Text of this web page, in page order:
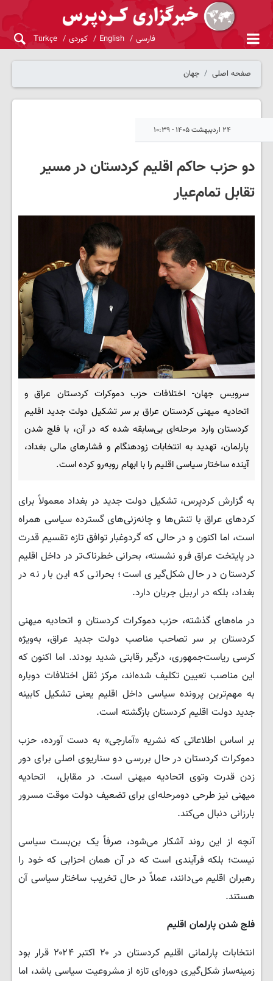
فارسی English کوردی Türkçe
صفحه اصلی جهان
۲۴ اردیبهشت ۱۴۰۵ - ۱۰:۳۹
دو حزب حاکم اقلیم کردستان در مسیر
تقابل تمام‌عیار
سرویس جهان- اختلافات حزب دموکرات کردستان عراق و
اتحادیه میهنی کردستان عراق بر سر تشکیل دولت جدید اقلیم
کردستان وارد مرحله‌ای بی‌سابقه شده که در آن، با فلج شدن
پارلمان، تهدید به انتخابات زودهنگام و فشارهای مالی بغداد،
آینده ساختار سیاسی اقلیم را با ابهام روبه‌رو کرده است.
به گزارش کردپرس، تشکیل دولت جدید در بغداد معمولاً برای
کردهای عراق با تنش‌ها و چانه‌زنی‌های گسترده سیاسی همراه
است، اما اکنون و در حالی که گردوغبار توافق تازه تقسیم قدرت
در پایتخت عراق فرو نشسته، بحرانی خطرناک‌تر در داخل اقلیم
کردستان در حال شکل‌گیری است؛ بحرانی که این بار نه در
بغداد، بلکه در اربیل جریان دارد.
در ماه‌های گذشته، حزب دموکرات کردستان و اتحادیه میهنی
کردستان بر سر تصاحب مناصب دولت جدید عراق، به‌ویژه
کرسی ریاست‌جمهوری، درگیر رقابتی شدید بودند. اما اکنون که
این مناصب تعیین تکلیف شده‌اند، مرکز ثقل اختلافات دوباره
به مهم‌ترین پرونده سیاسی داخل اقلیم یعنی تشکیل کابینه
جدید دولت اقلیم کردستان بازگشته است.
بر اساس اطلاعاتی که نشریه «آمارجی» به دست آورده، حزب
دموکرات کردستان در حال بررسی دو سناریوی اصلی برای دور
زدن قدرت وتوی اتحادیه میهنی است. در مقابل، اتحادیه
میهنی نیز طرحی دومرحله‌ای برای تضعیف دولت موقت مسرور
بارزانی دنبال می‌کند.
آنچه از این روند آشکار می‌شود، صرفاً یک بن‌بست سیاسی
نیست؛ بلکه فرآیندی است که در آن همان احزابی که خود را
رهبران اقلیم می‌دانند، عملاً در حال تخریب ساختار سیاسی آن
هستند.
فلج شدن پارلمان اقلیم
انتخابات پارلمانی اقلیم کردستان در ۲۰ اکتبر ۲۰۲۴ قرار بود
زمینه‌ساز شکل‌گیری دوره‌ای تازه از مشروعیت سیاسی باشد، اما